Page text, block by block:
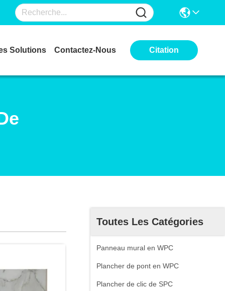
Solutions Contactez-Nous Citation
Toutes Les Catégories
Panneau mural en WPC
Plancher de pont en WPC
Plancher de clic de SPC